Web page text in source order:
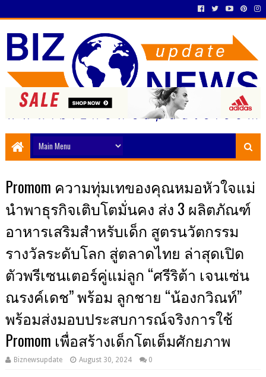
Promom ความทุ่มเทของคุณหมอหัวใจแม่
นำพาธุรกิจเติบโตมั่นคง ส่ง 3 ผลิตภัณฑ์
อาหารเสริมสำหรับเด็ก สูตรนวัตกรรม
รางวัลระดับโลก สู่ตลาดไทย ล่าสุดเปิด
ตัวพรีเซนเตอร์คู่แม่ลูก “ศรีริต้า เจนเซ่น
ณรงค์เดช” พร้อม ลูกชาย “น้องกวิณท์”
พร้อมส่งมอบประสบการณ์จริงการใช้
Promom เพื่อสร้างเด็กโตเต็มศักยภาพ
Biznewsupdate August 30, 2024 0